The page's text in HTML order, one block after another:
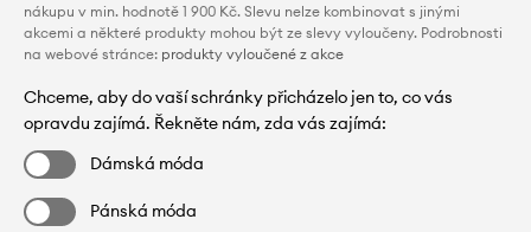
nákupu v min. hodnotě 1 900 Kč. Slevu nelze kombinovat s jinými
akcemi a některé produkty mohou být ze slevy vyloučeny. Podrobnosti
na webové stránce: produkty vyloučené z akce
Chceme, aby do vaší schránky přicházelo jen to, co vás
opravdu zajímá. Řekněte nám, zda vás zajímá:
Dámská móda
Pánská móda